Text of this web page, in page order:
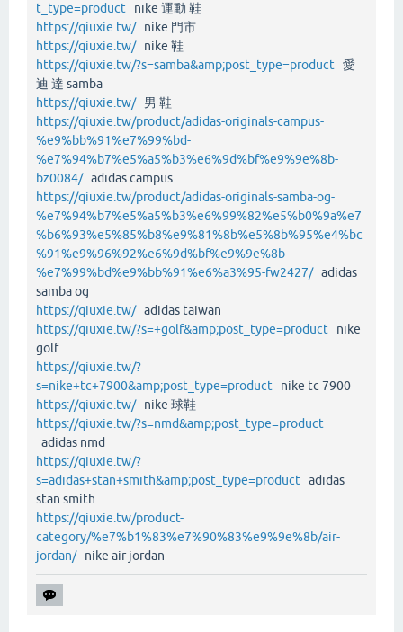
t_type=product nike 運動 鞋
https://qiuxie.tw/nike 門市
https://qiuxie.tw/nike 鞋
https://qiuxie.tw/?s=samba&amp;post_type=product 愛
迪 達 samba
https://qiuxie.tw/男 鞋
https://qiuxie.tw/product/adidas-originals-campus-
%e9%bb%91%e7%99%bd-
%e7%94%b7%e5%a5%b3%e6%9d%bf%e9%9e%8b-
bz0084/adidas campus
https://qiuxie.tw/product/adidas-originals-samba-og-
%e7%94%b7%e5%a5%b3%e6%99%82%e5%b0%9a%e7
%b6%93%e5%85%b8%e9%81%8b%e5%8b%95%e4%bc
%91%e9%96%92%e6%9d%bf%e9%9e%8b-
%e7%99%bd%e9%bb%91%e6%a3%95-fw2427/adidas
samba og
https://qiuxie.tw/adidas taiwan
https://qiuxie.tw/?s=+golf&amp;post_type=product nike
golf
https://qiuxie.tw/?
s=nike+tc+7900&amp;post_type=product nike tc 7900
https://qiuxie.tw/nike 球鞋
https://qiuxie.tw/?s=nmd&amp;post_type=product
adidas nmd
https://qiuxie.tw/?
s=adidas+stan+smith&amp;post_type=product adidas
stan smith
https://qiuxie.tw/product-
category/%e7%b1%83%e7%90%83%e9%9e%8b/air-
jordan/nike air jordan